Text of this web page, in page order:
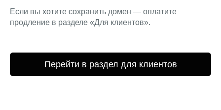
Если вы хотите сохранить домен — оплатите
продление в разделе «Для клиентов».
Перейти в раздел для клиентов